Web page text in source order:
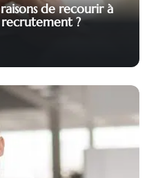
de recourir à
?